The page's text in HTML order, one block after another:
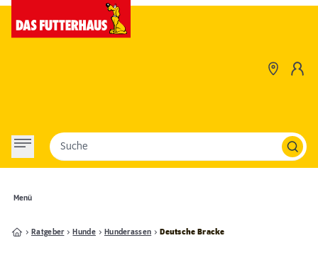
Menü
Suche
Ratgeber Hunde Hunderassen Deutsche Bracke